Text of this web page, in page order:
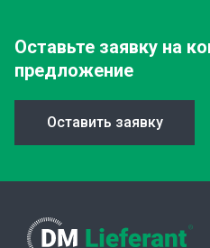
Оставьте заявку на
предложение
Оставить заявку